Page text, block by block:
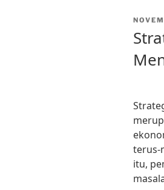
terus-
itu,